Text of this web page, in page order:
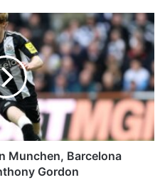
Munchen, Barcelona
Gordon